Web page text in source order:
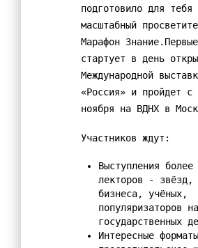
Всероссийские проверочные работы
Всероссийская олимпиада
Функциональная грамотность
Проектная деятельность
Конкурсы , олимпиады
Разработки уроков
Воспитательная работа
Штаб воспитательной работы
Классные руководители
подготовило для тебя
масштабный
Марафон
стартует в день
Международной
«Россия» и пройдет
ноября на ВДНХ в
Участников ждут:
Выступления более
лекторов - звёзд,
бизнеса, учёных,
популяризаторов
государственных
Интересные